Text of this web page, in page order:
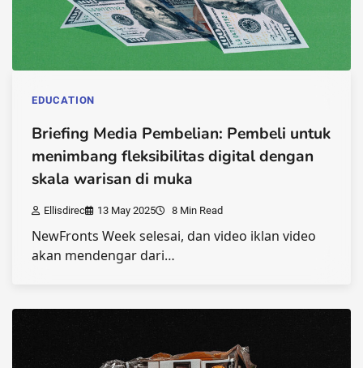
EDUCATION
Briefing Media Pembelian: Pembeli untuk
menimbang fleksibilitas digital dengan
skala warisan di muka
Ellisdirec 13 May 2025 8 Min Read
NewFronts Week selesai, dan video iklan video
akan mendengar dari…